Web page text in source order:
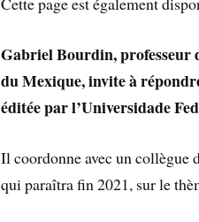
Gabriel Bourdin, professeur
du Mexique, invite à
éditée par l’Universidade
Il coordonne avec un collègue
qui paraîtra fin 2021, sur le